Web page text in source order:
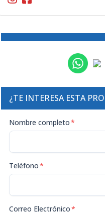
¿TE INTERESA ESTA
Nombre completo*
Teléfono*
Correo Electrónico*